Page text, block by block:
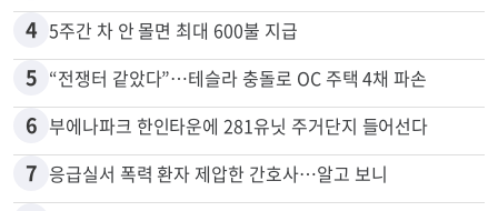
3 김원석 투자 사기 논란 고발 영상 파장
4 5주간 차 안 몰면 최대 600불 지급
5 “전쟁터 같았다”…테슬라 충돌로 OC 주택 4채 파손
6 부에나파크 한인타운에 281유닛 주거단지 들어선다